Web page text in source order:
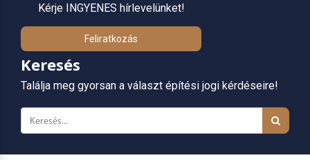
Kérje INGYENES hírlevelünket!
Feliratkozás
Keresés
Találja meg gyorsan a választ építési jogi kérdéseire!